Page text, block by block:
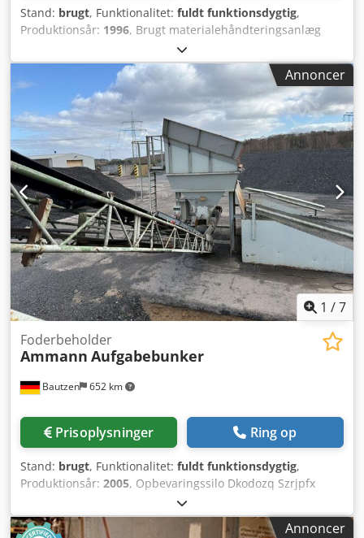
Stand: brugt, Funktionalitet: fuldt funktionsdygtig,
Produktionsår: 1996, Brugt materialehåndteringsanlæg
Dodpfxezq S Ave Agvekr -Udtagningsbånd -Transportbånd
Annoncer
1 /7
Bautzen 652 km
Foderbeholder
Ammann Aufgabebunker
Prisoplysninger Ring op
Stand: brugt, Funktionalitet: fuldt funktionsdygtig,
Produktionsår: 2005, Opbevaringssilo Dkodozq Szrjpfx
Agvor Gitterskel Aftransportbånd Transportbånd, 12 m,
med båndbredde på 650 mm.
Annoncer